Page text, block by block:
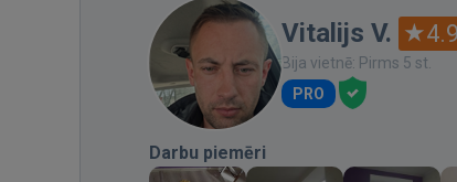
Vitalijs V. 4.9
Bija vietnē: Pirms 5 st.
PRO
Darbu piemēri